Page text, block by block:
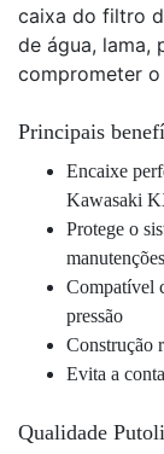
caixa do filtro
de água, lama,
comprometer
Principais
Encaixe
Kawasaki
Protege o
manutenções
Compatível
pressão
Construção
Evita a
Qualidade